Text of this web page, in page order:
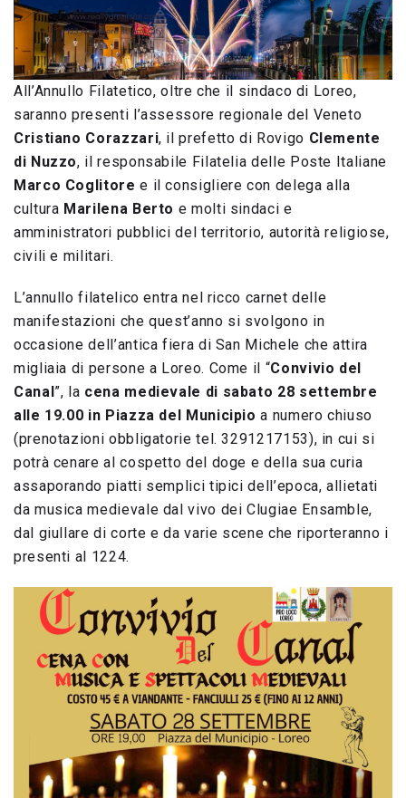
All’Annullo Filatetico, oltre che il sindaco di Loreo,
saranno presenti l’assessore regionale del Veneto
Cristiano Corazzari, il prefetto di Rovigo Clemente
di Nuzzo, il responsabile Filatelia delle Poste Italiane
Marco Coglitore e il consigliere con delega alla
cultura Marilena Berto e molti sindaci e
amministratori pubblici del territorio, autorità religiose,
civili e militari.
L’annullo filatelico entra nel ricco carnet delle
manifestazioni che quest’anno si svolgono in
occasione dell’antica fiera di San Michele che attira
migliaia di persone a Loreo. Come il “Convivio del
Canal ”, la cena medievale di sabato 28 settembre
alle 19.00 in Piazza del Municipio a numero chiuso
(prenotazioni obbligatorie tel. 3291217153), in cui si
potrà cenare al cospetto del doge e della sua curia
assaporando piatti semplici tipici dell’epoca, allietati
da musica medievale dal vivo dei Clugiae Ensamble,
dal giullare di corte e da varie scene che riporteranno i
presenti al 1224.